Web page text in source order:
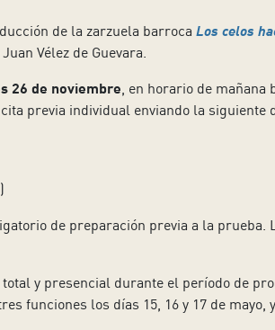
de la zarzuela barroca Los celos
Vélez de Guevara.
26 de noviembre, en horario de mañana
previa individual enviando la
de preparación previa a la
total y presencial durante el período de
funciones los días 15, 16 y 17 de